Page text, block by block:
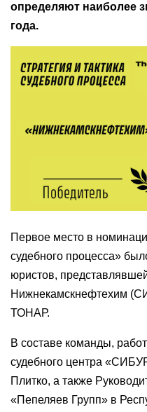
определяют наиболее
года.
Первое место в
судебного процесса»
юристов,
Нижнекамскнефтехим
ТОНАР.
В составе команды,
судебного центра
Плитко, а также
«Пепеляев Групп» в